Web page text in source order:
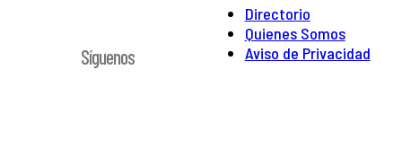
Directorio
Quienes Somos
Aviso de Privacidad
Síguenos